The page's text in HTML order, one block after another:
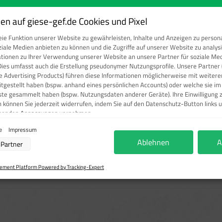
Produkt Anzahl:
LIEFERSCHEIN /
auf giese-gef.de Cookies und Pixel
Funktion unserer Website zu gewährleisten, Inhalte und Anzeigen zu
Medien anbieten zu können und die Zugriffe auf unserer Website zu
zu Ihrer Verwendung unserer Website an unsere Partner für soziale
umfasst auch die Erstellung pseudonymer Nutzungsprofile. Unsere
Advertising Products) führen diese Informationen möglicherweise mit
haben (bspw. anhand eines persönlichen Accounts) oder welche sie
gesammelt haben (bspw. Nutzungsdaten anderer Geräte). Ihre Einwilligung
können Sie jederzeit widerrufen, indem Sie auf den Datenschutz-Button links
Anpassungen vornehmen.
durch unsere Partner:
Zugriff auf Informationen auf einem Endgerät
zur Auswahl personalisierter Werbung
zur Personalisierung von Inhalten
Impressum
Partner Ablehnen
Platform Powered by Tracking-Expert